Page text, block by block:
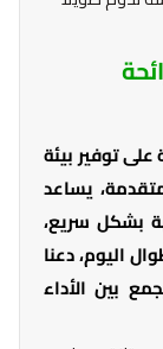
توفير بيئة
يساعد
بشكل سريع،
اليوم، دعنا
بين الأداء